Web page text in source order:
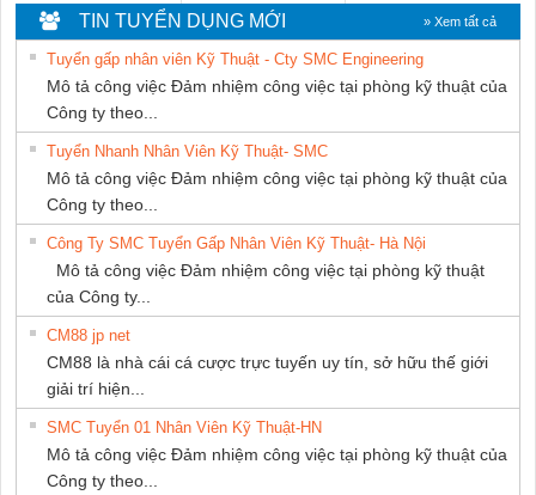
CÁP ĐIỆN
THƯỢNG ĐÌNH
TIN TUYỂN DỤNG MỚI » Xem tất cả
Tuyển gấp nhân viên Kỹ Thuật - Cty SMC Engineering
Mô tả công việc Đảm nhiệm công việc tại phòng kỹ thuật của
Công ty theo...
Tuyển Nhanh Nhân Viên Kỹ Thuật- SMC
Mô tả công việc Đảm nhiệm công việc tại phòng kỹ thuật của
Công ty theo...
Công Ty SMC Tuyển Gấp Nhân Viên Kỹ Thuật- Hà Nội
Mô tả công việc Đảm nhiệm công việc tại phòng kỹ thuật
của Công ty...
CM88 jp net
CM88 là nhà cái cá cược trực tuyến uy tín, sở hữu thế giới
giải trí hiện...
SMC Tuyển 01 Nhân Viên Kỹ Thuật-HN
Mô tả công việc Đảm nhiệm công việc tại phòng kỹ thuật của
Công ty theo...